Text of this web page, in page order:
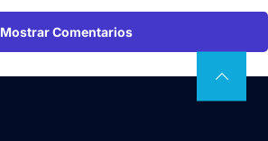
Mostrar Comentarios